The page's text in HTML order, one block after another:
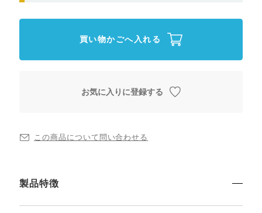
買い物かごへ入れる
お気に入りに登録する
この商品について問い合わせる
製品特徴